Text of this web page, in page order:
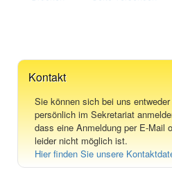
Kontakt
Sie können sich bei uns
persönlich im Sekretariat
dass eine Anmeldung per E-Mail
leider nicht möglich ist.
Hier finden Sie unsere